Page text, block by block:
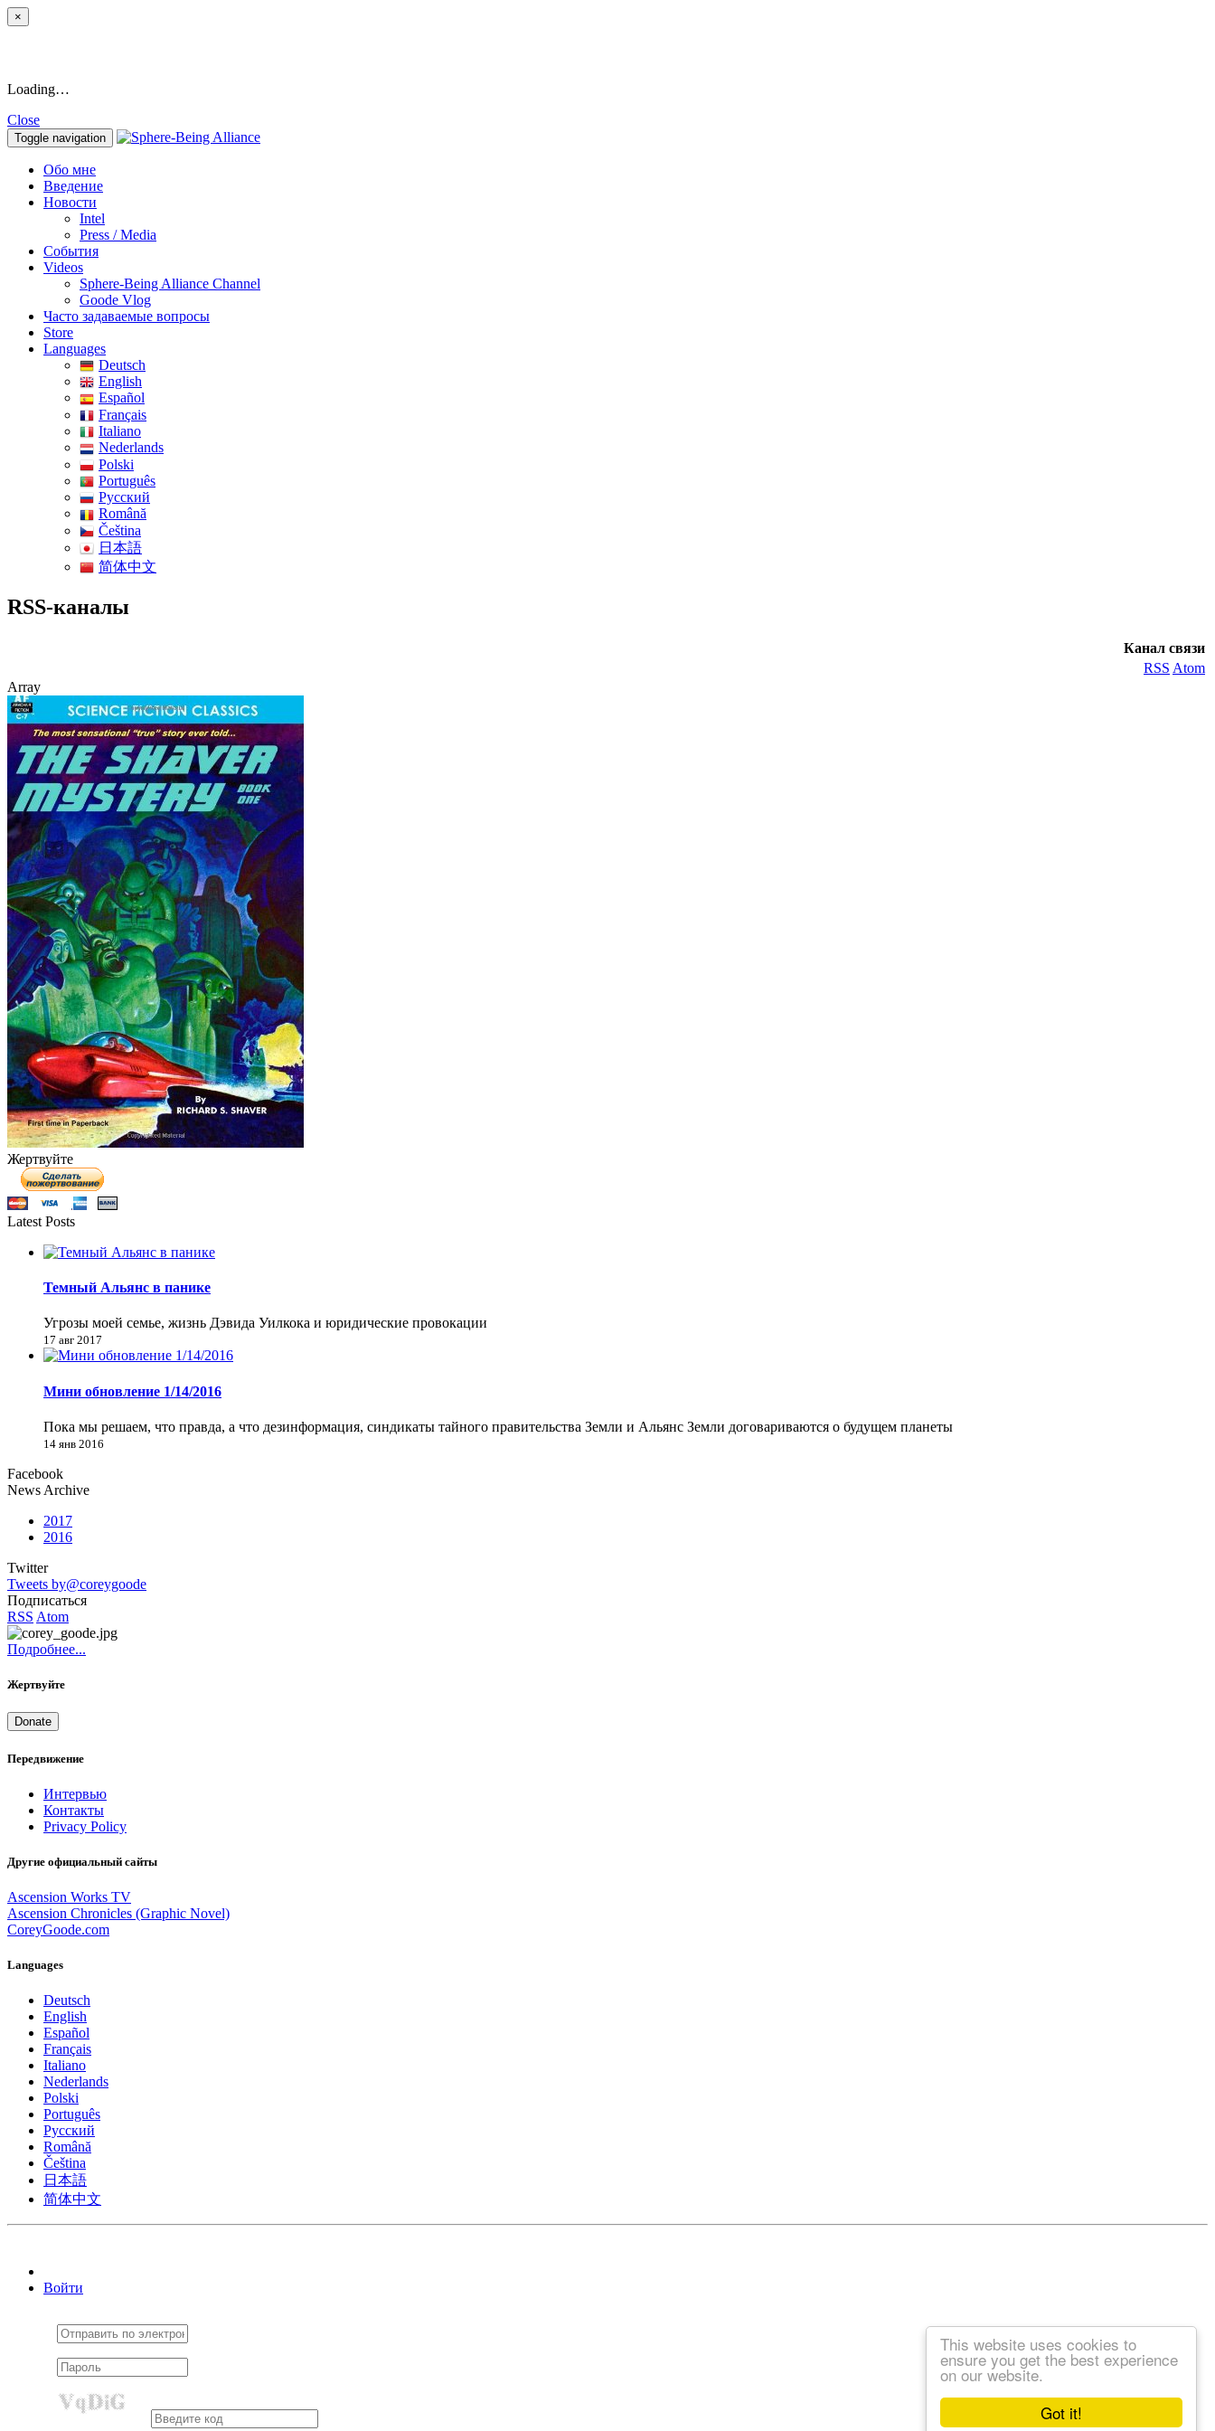
Got it!
This website uses cookies to
ensure you get the best experience
on our website.
×
Loading…
Close
Toggle navigation
Обо мне
Введение
Новости
Intel
Press / Media
События
Videos
Sphere-Being Alliance Channel
Goode Vlog
Часто задаваемые вопросы
Store
Languages
Deutsch
English
Español
Français
Italiano
Nederlands
Polski
Português
Pусский
Română
Čeština
日本語
简体中文
RSS-каналы
Канал связи
RSS Atom
Array
Жертвуйте
Latest Posts
Темный Альянс в панике
Угрозы моей семье, жизнь Дэвида Уилкока и юридические провокации
17 авг 2017
Мини обновление 1/14/2016
Пока мы решаем, что правда, а что дезинформация, синдикаты тайного правительства Земли и Альянс Земли договариваются о будущем планеты
14 янв 2016
Facebook
News Archive
2017
2016
Twitter
Tweets by@coreygoode
Подписаться
RSS Atom
Подробнее...
Жертвуйте
Donate
Передвижение
Интервью
Контакты
Privacy Policy
Другие официальный сайты
Ascension Works TV
Ascension Chronicles (Graphic Novel)
CoreyGoode.com
Languages
Deutsch
English
Español
Français
Italiano
Nederlands
Polski
Português
Pусский
Română
Čeština
日本語
简体中文
Войти